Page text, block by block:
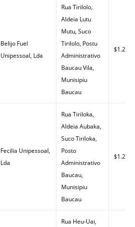
Belijo Fuel
Unipessoal, Lda
Rua Tirilolo,
Aldeia Lutu
Mutu, Suco
Tirilolo, Postu
Administrativo
Baucau Vila,
Munisipiu
Baucau
$1.27
Fecilia Unipessoal,
Lda
Rua Tiriloka,
Aldeia Aubaka,
Suco Tiriloka,
Posto
Administrativo
Baucau,
Munisipiu
Baucau
$1.20
Rua Heu-Uai,